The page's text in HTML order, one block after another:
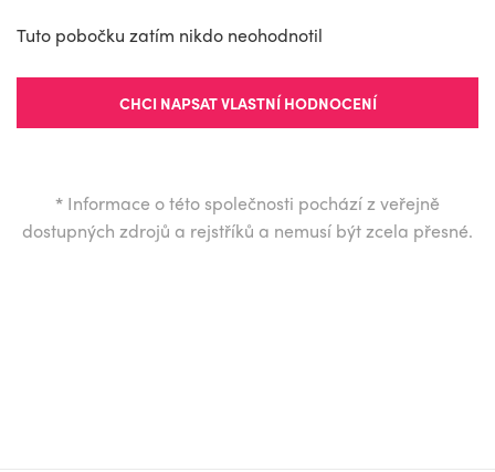
Tuto pobočku zatím nikdo neohodnotil
CHCI NAPSAT VLASTNÍ HODNOCENÍ
* Informace o této společnosti pochází z veřejně
dostupných zdrojů a rejstříků a nemusí být zcela přesné.